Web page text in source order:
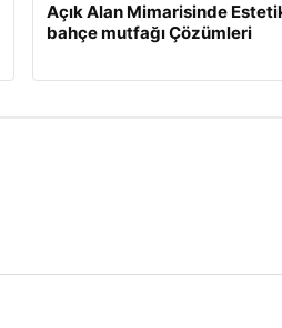
Açık Alan Mimarisinde
bahçe mutfağı Çözümleri